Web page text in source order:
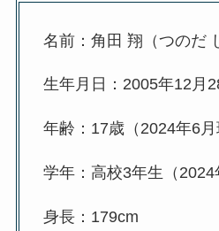
名前：角田 翔（つのだ
生年月日：2005年12月
年齢：17歳（2024年6月
学年：高校3年生（2024
身長：179cm